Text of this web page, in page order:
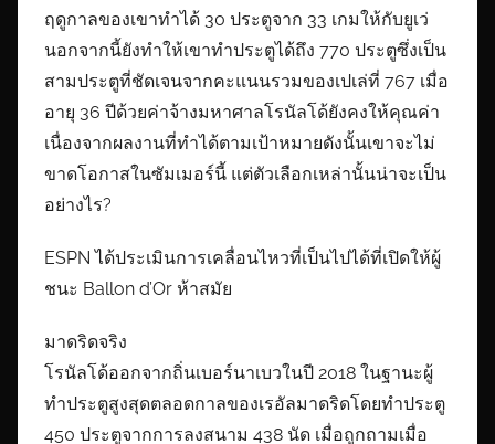
ฤดูกาลของเขาทำได้ 30 ประตูจาก 33 เกมให้กับยูเว่
นอกจากนี้ยังทำให้เขาทำประตูได้ถึง 770 ประตูซึ่งเป็น
สามประตูที่ชัดเจนจากคะแนนรวมของเปเล่ที่ 767 เมื่อ
อายุ 36 ปีด้วยค่าจ้างมหาศาลโรนัลโด้ยังคงให้คุณค่า
เนื่องจากผลงานที่ทำได้ตามเป้าหมายดังนั้นเขาจะไม่
ขาดโอกาสในซัมเมอร์นี้ แต่ตัวเลือกเหล่านั้นน่าจะเป็น
อย่างไร?
ESPN ได้ประเมินการเคลื่อนไหวที่เป็นไปได้ที่เปิดให้ผู้
ชนะ Ballon d’Or ห้าสมัย
มาดริดจริง
โรนัลโด้ออกจากถิ่นเบอร์นาเบวในปี 2018 ในฐานะผู้
ทำประตูสูงสุดตลอดกาลของเรอัลมาดริดโดยทำประตู
450 ประตูจากการลงสนาม 438 นัด เมื่อถูกถามเมื่อ